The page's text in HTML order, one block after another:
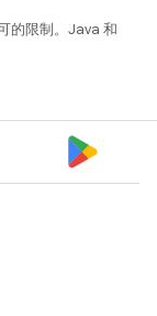
的限制。Java 和